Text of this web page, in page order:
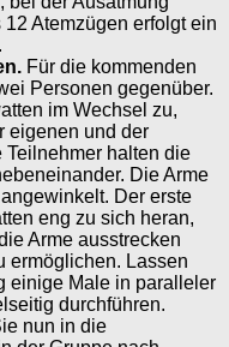
Atemzügen erfolgt ein
Für die kommenden
Personen gegenüber.
im Wechsel zu,
eigenen und der
Teilnehmer halten die
Die Arme
Der erste
eng zu sich heran,
Arme ausstrecken
ermöglichen. Lassen
einige Male in paralleler
durchführen.
nun in die